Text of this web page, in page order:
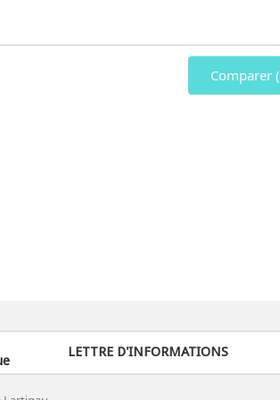
Comparer (
LETTRE D'INFORMATIONS